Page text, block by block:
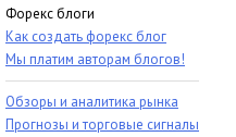
Форекс блоги
Как создать форекс блог
Мы платим авторам блогов!
Обзоры и аналитика рынка
Прогнозы и торговые сигналы